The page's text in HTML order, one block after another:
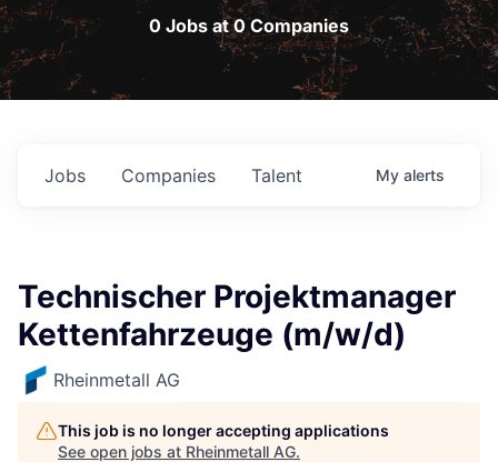
0 Jobs at 0 Companies
Jobs Companies Talent My alerts
Technischer Projektmanager
Kettenfahrzeuge (m/w/d)
Rheinmetall AG
This job is no longer accepting applications
See open jobs at Rheinmetall AG.